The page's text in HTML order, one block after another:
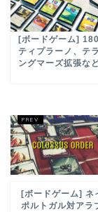
[ボードゲーム]
ティプラーノ、テ
ングマーズ拡張な
[ボードゲーム] ネ
ポルトガル対アラ